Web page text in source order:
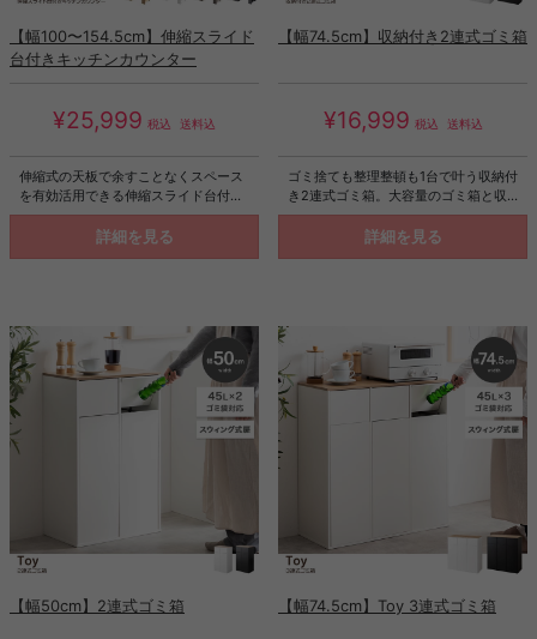
【幅100〜154.5cm】伸縮スライド
台付きキッチンカウンター
¥25,999 税込 送料込
伸縮式の天板で余すことなくスペース
を有効活用できる伸縮スライド台付き
キッチンカウンター。天板は軸を中心
に180度回転することができ、幅の調
す。背面まで綺麗に仕上げたため、対
面カウンターやお部屋の間仕切りとし
て、イスやスツールを置いてバーカウ
ンターとしてなど様々なシーンで活躍
詳細を見る
【幅74.5cm】収納付き2連式ゴミ箱
¥16,999 税込 送料込
ゴミ捨ても整理整頓も1台で叶う収納付
き2連式ゴミ箱。大容量のゴミ箱と収
納棚を備え、分別しながらキッチン用
品の整理が可能。限られたスペースを
す。ゴミ箱上ラックやカウンター下に
も収まりやすいサイズ感で、効率的に
活用できるのも魅力です。
詳細を見る
【幅50cm】2連式ゴミ箱 【幅74.5cm】Toy 3連式ゴミ箱